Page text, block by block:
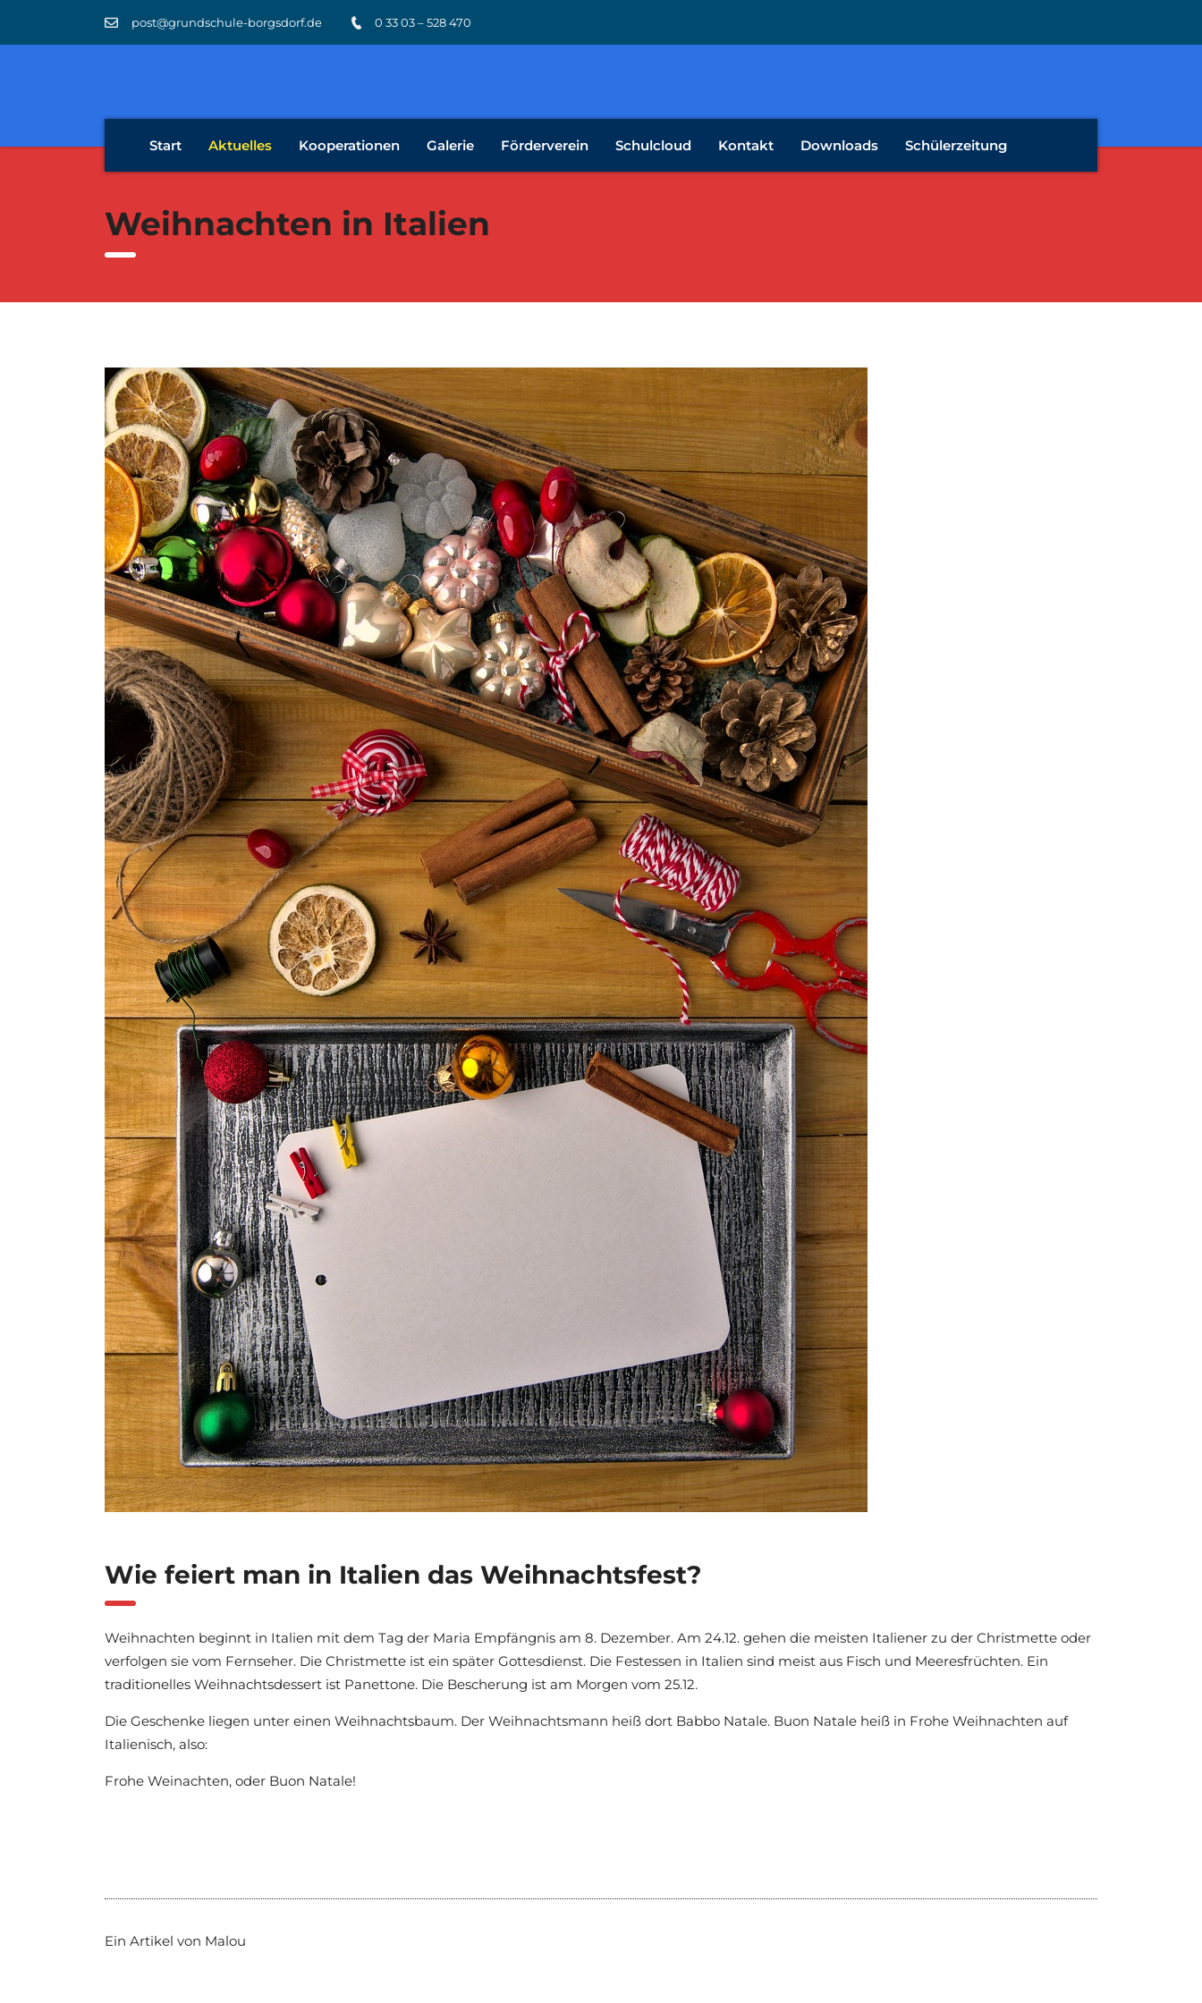
post@grundschule-borgsdorf.de 0 33 03 – 528 470
Start Aktuelles Kooperationen Galerie Förderverein Schulcloud Kontakt Downloads Schülerzeitung
Weihnachten in Italien
Wie feiert man in Italien das Weihnachtsfest?
Weihnachten beginnt in Italien mit dem Tag der Maria Empfängnis am 8. Dezember. Am 24.12. gehen die meisten Italiener zu der Christmette oder
verfolgen sie vom Fernseher. Die Christmette ist ein später Gottesdienst. Die Festessen in Italien sind meist aus Fisch und Meeresfrüchten. Ein
traditionelles Weihnachtsdessert ist Panettone. Die Bescherung ist am Morgen vom 25.12.
Die Geschenke liegen unter einen Weihnachtsbaum. Der Weihnachtsmann heiß dort Babbo Natale. Buon Natale heiß in Frohe Weihnachten auf
Italienisch, also:
Frohe Weinachten, oder Buon Natale!
Ein Artikel von Malou